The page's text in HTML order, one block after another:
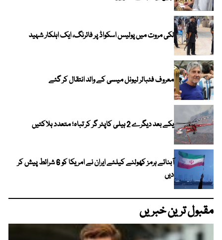
لکی مروت میں پولیس اسکواڈ پر فائرنگ، ایک اہلکار شہید
معروف فٹبالر لیونل میسی کے والد انتقال کر گئے
یکے بعد دیگرے 2 ہیلی کاپٹر گر کر تباہ؛ متعدد ہلاکتیں
آبنائے ہرمز کھولنے کیلئے ایران نے امریکا کو 6 شرائط پیش کر
دیں
مقبول ترین خبریں